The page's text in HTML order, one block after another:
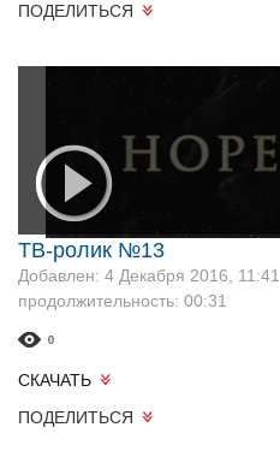
ПОДЕЛИТЬСЯ
ТВ-ролик №13
Добавлен: 4 Декабря 2016, 11:41
продолжительность: 00:31
0
СКАЧАТЬ
ПОДЕЛИТЬСЯ